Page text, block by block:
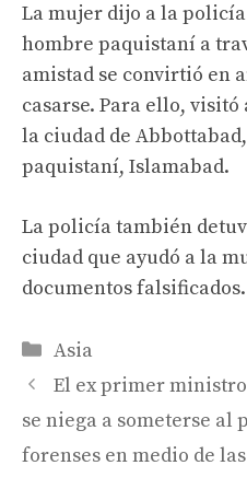
La mujer dijo a la
hombre paquistaní a
amistad se convirtió en
casarse. Para ello,
la ciudad de
paquistaní, Islamabad.
La policía también
ciudad que ayudó a la
documentos falsificados.
Categories
Asia
El ex primer
se niega a someterse
forenses en medio de